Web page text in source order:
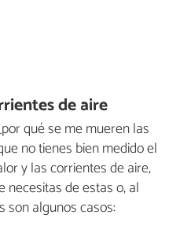
de aire
qué se me mueren las
no tienes bien medido el
y las corrientes de aire,
necesitas de estas o, al
son algunos casos: